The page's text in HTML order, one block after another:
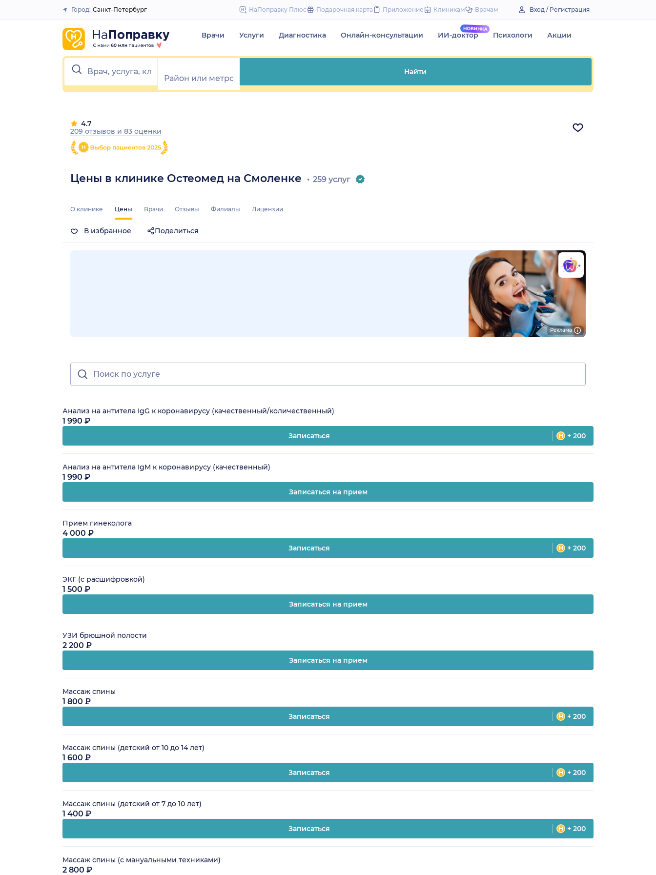
to
Закрыть
Город: Санкт-Петербург НаПоправку Плюс Подарочная карта Приложение Клиникам Врачам Вход / Регистрация
Врачи Услуги Диагностика Онлайн-консультации ИИ-доктор Психологи Акции
Найти
Реклама
Цены в клинике Остеомед на Смоленке 259 услуг
4.7
209 отзывов и 83 оценки
О клинике Цены Врачи Отзывы Филиалы Лицензии
В избранное Поделиться
Анализ на антитела IgG к коронавирусу (качественный/количественный)
1 990 ₽
Записаться + 200
Анализ на антитела IgM к коронавирусу (качественный)
1 990 ₽
Записаться на прием
Прием гинеколога
4 000 ₽
Записаться + 200
ЭКГ (с расшифровкой)
1 500 ₽
Записаться на прием
УЗИ брюшной полости
2 200 ₽
Записаться на прием
Массаж спины
1 800 ₽
Записаться + 200
Массаж спины (детский от 10 до 14 лет)
1 600 ₽
Записаться + 200
Массаж спины (детский от 7 до 10 лет)
1 400 ₽
Записаться + 200
Массаж спины (с мануальными техниками)
2 800 ₽